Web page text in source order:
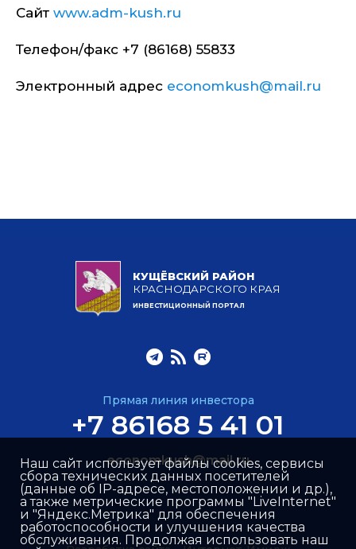
Сайт www.adm-kush.ru
Телефон/факс +7 (86168) 55833
Электронный адрес economkush@mail.ru
КУЩЁВСКИЙ РАЙОН
КРАСНОДАРСКОГО КРАЯ
ИНВЕСТИЦИОННЫЙ ПОРТАЛ
Прямая линия инвестора
+7 86168 5 41 01
economkush@mail.ru
Наш сайт использует файлы cookies, сервисы
сбора технических данных посетителей
(данные об IP-адресе, местоположении и др.),
а также метрические программы "LiveInternet"
и "Яндекс.Метрика" для обеспечения
работоспособности и улучшения качества
обслуживания. Продолжая использовать наш